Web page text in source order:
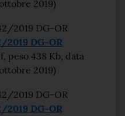
2019)
2019 DG-OR
peso 438 Kb, data
2019)
2019 DG-OR